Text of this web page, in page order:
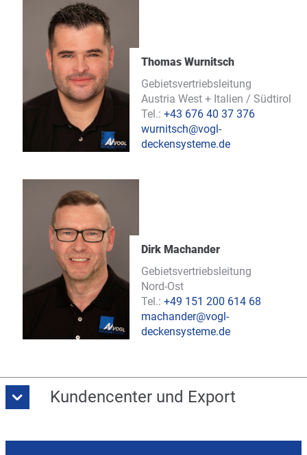
Thomas Wurnitsch
Gebietsvertriebsleitung
Austria West + Italien / Südtirol
Tel.:+43 676 40 37 376
wurnitsch@vogl-
deckensysteme.de
Dirk Machander
Gebietsvertriebsleitung
Nord-Ost
Tel.:+49 151 200 614 68
machander@vogl-
deckensysteme.de
Kundencenter und Export